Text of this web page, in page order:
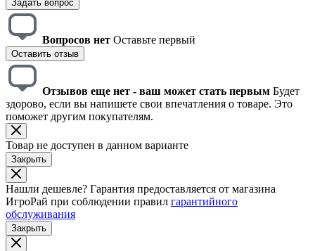
Задать вопрос
Вопросов нет Оставьте первый
Оставить отзыв
Отзывов еще нет - ваш может стать первым Будет
здорово, если вы напишете свои впечатления о товаре. Это
поможет другим покупателям.
Товар не доступен в данном варианте
Закрыть
Нашли дешевле? Гарантия предоставляется от магазина
ИгроРай при соблюдении правил гарантийного
обслуживания
Закрыть